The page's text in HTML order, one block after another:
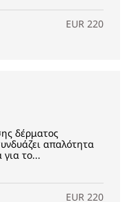
EUR 220
δέρματος
απαλότητα
για το...
EUR 220